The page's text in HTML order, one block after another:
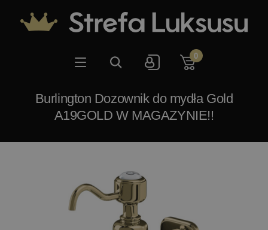
0
Burlington Dozownik do mydła Gold
A19GOLD W MAGAZYNIE!!